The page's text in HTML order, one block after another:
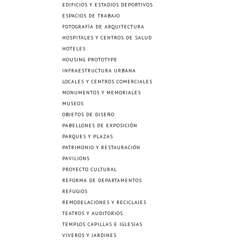
EDIFICIOS Y ESTADIOS DEPORTIVOS
ESPACIOS DE TRABAJO
FOTOGRAFÍA DE ARQUITECTURA
HOSPITALES Y CENTROS DE SALUD
HOTELES
HOUSING PROTOTYPE
INFRAESTRUCTURA URBANA
LOCALES Y CENTROS COMERCIALES
MONUMENTOS Y MEMORIALES
MUSEOS
OBJETOS DE DISEÑO
PABELLONES DE EXPOSICIÓN
PARQUES Y PLAZAS
PATRIMONIO Y RESTAURACIÓN
PAVILIONS
PROYECTO CULTURAL
REFORMA DE DEPARTAMENTOS
REFUGIOS
REMODELACIONES Y RECICLAJES
TEATROS Y AUDITORIOS
TEMPLOS CAPILLAS E IGLESIAS
VIVEROS Y JARDINES